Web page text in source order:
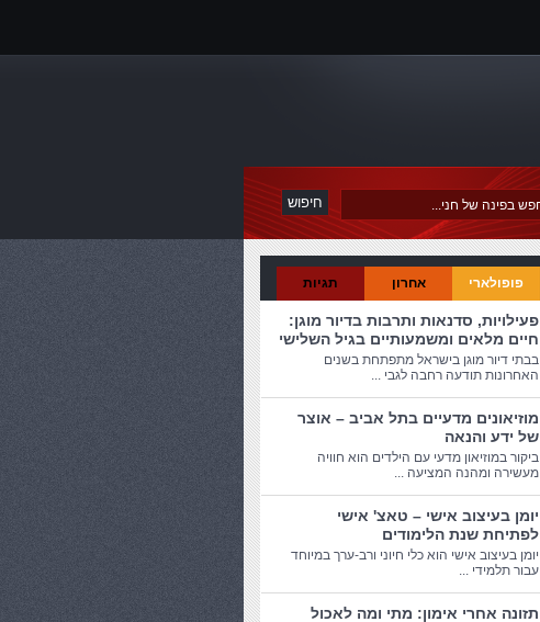
פופולארי אחרון תגיות
פעילויות, סדנאות ותרבות בדיור מוגן:
חיים מלאים ומשמעותיים בגיל השלישי
בבתי דיור מוגן בישראל מתפתחת בשנים
האחרונות תודעה רחבה לגבי ...
מוזיאונים מדעיים בתל אביב – אוצר
של ידע והנאה
ביקור במוזיאון מדעי עם הילדים הוא חוויה
מעשירה ומהנה המציעה ...
יומן בעיצוב אישי – טאצ' אישי
לפתיחת שנת הלימודים
יומן בעיצוב אישי הוא כלי חיוני ורב-ערך במיוחד
עבור תלמידי ...
תזונה אחרי אימון: מתי ומה לאכול